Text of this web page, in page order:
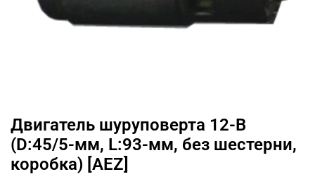
Двигатель шуруповерта 12-В
(D:45/5-мм, L:93-мм, без шестерни,
коробка) [AEZ]